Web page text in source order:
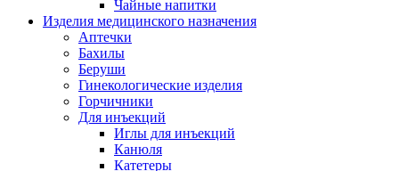
Чайные напитки
Изделия медицинского назначения
Аптечки
Бахилы
Беруши
Гинекологические изделия
Горчичники
Для инъекций
Иглы для инъекций
Канюля
Катетеры